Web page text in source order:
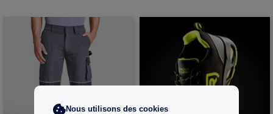
Nous utilisons des cookies